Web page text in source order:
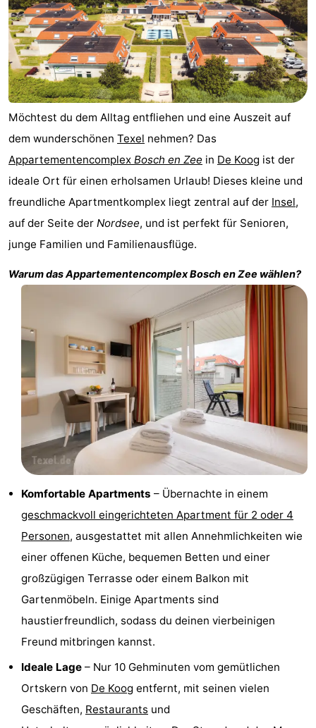
Waal
Oosterend
Natur
Schönste
Aussichtspunkte
Übernachten
Appartements
-
Bosch
en
Zee
-
De
Vlijt
-
Hoeve
-
en
Zeezicht
Strandhuys
Strandplevier
Campingplätze
Ferienhäuser
Eibernest
Park
Buytenveldt
Krim
EuroParcs
Texel
Sluftervallei
Strandhuys
-
Villapark
Möchtest du dem Alltag entfliehen und eine Auszeit auf
dem wunderschönen Texel nehmen? Das
Appartementencomplex Bosch en Zee in De Koog ist der
ideale Ort für einen erholsamen Urlaub! Dieses kleine und
freundliche Apartmentkomplex liegt zentral auf der Insel,
auf der Seite der Nordsee, und ist perfekt für Senioren,
junge Familien und Familienausflüge.
Warum das AppartementencomplexBosch en Zee wählen?
Komfortable Apartments – Übernachte in einem
geschmackvoll eingerichteten Apartment für 2 oder 4
Personen, ausgestattet mit allen Annehmlichkeiten wie
einer offenen Küche, bequemen Betten und einer
großzügigen Terrasse oder einem Balkon mit
Gartenmöbeln. Einige Apartments sind
haustierfreundlich, sodass du deinen vierbeinigen
Freund mitbringen kannst.
Ideale Lage – Nur 10 Gehminuten vom gemütlichen
Ortskern von De Koog entfernt, mit seinen vielen
Geschäften, Restaurants und